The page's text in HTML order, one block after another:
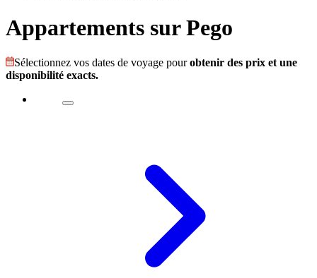
Appartements sur Pego
Sélectionnez vos dates de voyage pourobtenir des prix et une
disponibilité exacts.